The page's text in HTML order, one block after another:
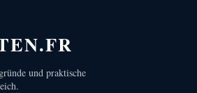
und praktische